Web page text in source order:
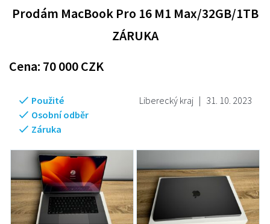
Prodám MacBook Pro 16 M1 Max/32GB/1TB
ZÁRUKA
Cena: 70 000CZK
Liberecký kraj | 31. 10. 2023
Použité
Osobní odběr
Záruka